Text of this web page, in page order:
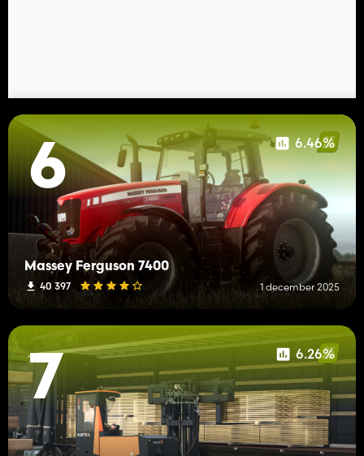
6 6.46%
Massey Ferguson 7400
40 397 1 december 2025
7 6.26%